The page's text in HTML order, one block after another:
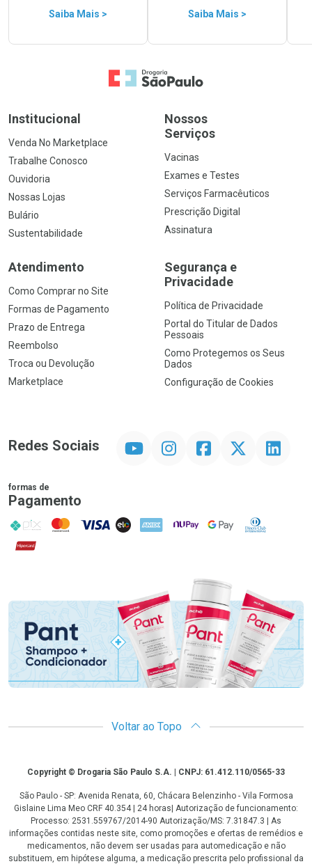
Saiba Mais > Saiba Mais >
Ir para a Home
Institucional
Venda No Marketplace
Trabalhe Conosco
Ouvidoria
Nossas Lojas
Bulário
Sustentabilidade
Nossos
Serviços
Vacinas
Exames e Testes
Serviços Farmacêuticos
Prescrição Digital
Assinatura
Atendimento
Como Comprar no Site
Formas de Pagamento
Prazo de Entrega
Reembolso
Troca ou Devolução
Marketplace
Segurança e
Privacidade
Política de Privacidade
Portal do Titular de Dados
Pessoais
Como Protegemos os Seus
Dados
Configuração de Cookies
Redes Sociais InstagramFacebookTwitter Linkedin
formas de
Pagamento
PIX MasterCard
VISA ELO AMEX NuPay Google PayDiners Club
Hipercard
Promoção em Destaque
Voltar ao Topo
CopyrightCopyright © Drogaria São Paulo S.A. | CNPJ: 61.412.110/0565-33
São Paulo - SP: Avenida Renata, 60, Chácara Belenzinho - Vila Formosa
Gislaine Lima Meo CRF 40.354 | 24 horas| Autorização de funcionamento:
Processo: 2531.559767/2014-90 Autorização/MS: 7.31847.3 | As
informações contidas neste site, como promoções e ofertas de remédios e
medicamentos, não devem ser usadas para automedicação e não
substituem, em hipótese alguma, a medicação prescrita pelo profissional da